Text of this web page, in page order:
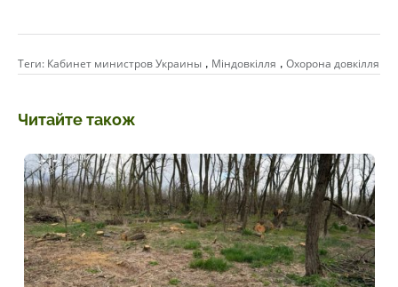
Теги: Кабинет министров Украины , Міндовкілля , Охорона довкілля
Читайте також